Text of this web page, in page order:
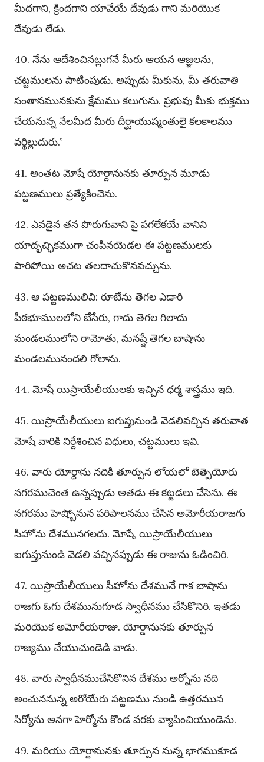
మీదగాని, క్రిందగాని యావేయే దేవుడు గాని మరియొక
దేవుడు లేడు.
40. నేను ఆదేశించినట్లుగనే మీరు ఆయన ఆజ్ఞలను,
చట్టములను పాటింపుడు. అప్పుడు మీకును, మీ తరువాతి
సంతానమునకును క్షేమము కలుగును. ప్రభువు మీకు భుక్తము
చేయనున్న నేలమీద మీరు దీర్ఘాయుష్మంతులై కలకాలము
వర్థిల్లుదురు.”
41. అంతట మోషే యోర్దానునకు తూర్పున మూడు
పట్టణములు ప్రత్యేకించెను.
42. ఎవడైన తన పొరుగువాని పై పగలేకయే వానిని
యాదృచ్ఛికముగా చంపినయెడల ఈ పట్టణములకు
పారిపోయి అచట తలదాచుకొనవచ్చును.
43. ఆ పట్టణములివి: రూబేను తెగల ఎడారి
పీఠభూములలోని బేసేరు, గాదు తెగల గిలాదు
మండలములోని రామోతు, మనష్షే తెగల బాషాను
మండలమునందలి గోలాను.
44. మోషే యిస్రాయేలీయులకు ఇచ్చిన ధర్మ శాస్త్రము ఇది.
45. యిస్రాయేలీయులు ఐగుప్తునుండి వెడలివచ్చిన తరువాత
మోషే వారికి నిర్దేశించిన విధులు, చట్టములు ఇవి.
46. వారు యోర్ధాను నదికి తూర్పున లోయలో బెత్పెయోరు
నగరముచెంత ఉన్నప్పుడు అతడు ఈ కట్టడలు చేసెను. ఈ
నగరము హెష్బోనున పరిపాలనము చేసిన అమోరీయరాజగు
సీహోను దేశమునగలదు. మోషే, యిస్రాయేలీయులు
ఐగుప్తునుండి వెడలి వచ్చినప్పుడు ఈ రాజును ఓడించిరి.
47. యిస్రాయేలీయులు సీహోను దేశమునే గాక బాషాను
రాజగు ఓగు దేశమునుగూడ స్వాధీనము చేసికొనిరి. ఇతడు
మరియొక అమోరీయరాజు. యోర్డానునకు తూర్పున
రాజ్యము చేయుచుండెడి వాడు.
48. వారు స్వాధీనముచేసికొనిన దేశము అర్నోను నది
అంచుననున్న అరోయేరు పట్టణము నుండి ఉత్తరమున
సిర్యోను అనగా హెర్మోను కొండ వరకు వ్యాపించియుండెను.
49. మరియు యోర్దానునకు తూర్పున నున్న భాగముకూడ